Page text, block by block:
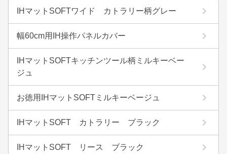
IHマットSOFTワイド カトラリー柄グレー
幅60cm用IH操作パネルカバー
IHマットSOFTキッチンツール柄ミルキーベー
ジュ
お徳用IHマットSOFTミルキーベージュ
IHマットSOFT カトラリー ブラック
IHマットSOFT リース ブラック